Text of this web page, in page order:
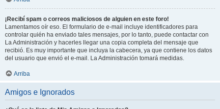
¡Recibí spam o correos maliciosos de alguien en este foro!
Lamentamos oír eso. El formulario de e-mail incluye identificadores para
controlar quién ha enviado tales mensajes, por lo tanto, puede contactar con
La Administración y hacerles llegar una copia completa del mensaje que
recibió. Es muy importante que incluya la cabecera, ya que contiene los datos
del usuario que envió el e-mail. La Administración tomará medidas.
Arriba
Amigos e Ignorados